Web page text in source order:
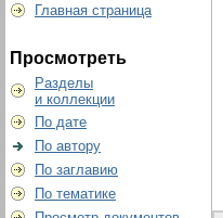
Главная страница
Просмотреть
Разделы
и коллекции
По дате
По автору
По заглавию
По тематике